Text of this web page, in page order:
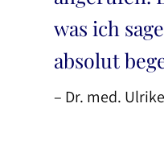
was ich
absolut
– Dr. med.